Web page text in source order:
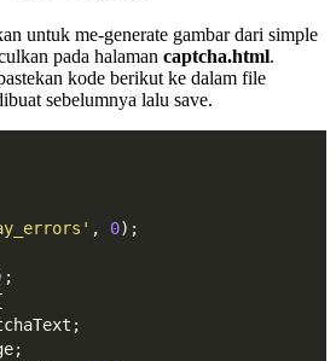
untuk me-generate gambar dari simple
pada halaman captcha.html.
kode berikut ke dalam file
sebelumnya lalu save.
, 0);